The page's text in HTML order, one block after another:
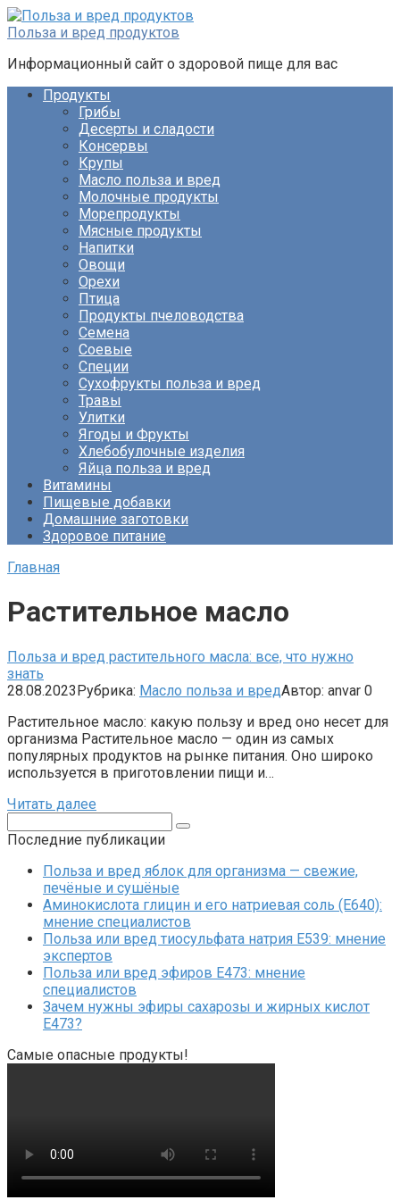
Перейти
к
Польза и вред продуктов
Информационный сайт о здоровой пище для вас
Продукты
Грибы
Десерты и сладости
Консервы
Крупы
Масло польза и вред
Молочные продукты
Морепродукты
Мясные продукты
Напитки
Овощи
Орехи
Птица
Продукты пчеловодства
Семена
Соевые
Специи
Сухофрукты польза и вред
Травы
Улитки
Ягоды и Фрукты
Хлебобулочные изделия
Яйца польза и вред
Витамины
Пищевые добавки
Домашние заготовки
Здоровое питание
Главная
Растительное масло
Польза и вред растительного масла: все, что нужно
знать
28.08.2023Рубрика: Масло польза и вредАвтор: anvar 0
Растительное масло: какую пользу и вред оно несет для
организма Растительное масло — один из самых
популярных продуктов на рынке питания. Оно широко
используется в приготовлении пищи и…
Читать далее
Последние публикации
Польза и вред яблок для организма — свежие,
печёные и сушёные
Аминокислота глицин и его натриевая соль (Е640):
мнение специалистов
Польза или вред тиосульфата натрия Е539: мнение
экспертов
Польза или вред эфиров Е473: мнение
специалистов
Зачем нужны эфиры сахарозы и жирных кислот
Е473?
Самые опасные продукты!